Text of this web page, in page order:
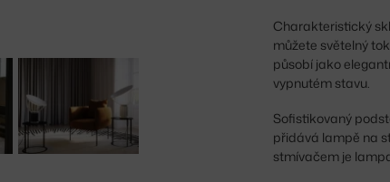
Charakteristický
můžete světelný
působí jako
vypnutém stavu.
Sofistikovaný
přidává lampě na
stmívačem je